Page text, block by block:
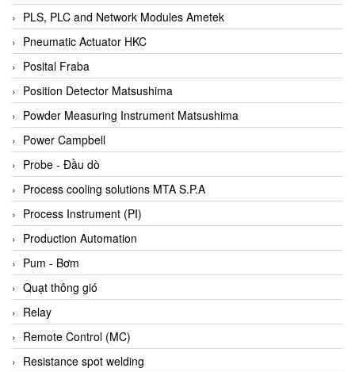
Bestech
Bestech
BETA
Bifold
Bihl+wiedemann
Bihl+wiedemann
Bilz
Binder Connector
Biotech
BirdX Vietnam
BK Vibro
Black Box
BlackBox Vietnam
BLAGDON PUMP
Bloom Engineering
PLS, PLC and Network Modules Ametek
Pneumatic Actuator HKC
Posital Fraba
Position Detector Matsushima
Powder Measuring Instrument Matsushima
Power Campbell
Probe - Đầu dò
Process cooling solutions MTA S.P.A
Process Instrument (PI)
Production Automation
Pum - Bơm
Quạt thông gió
Relay
Remote Control (MC)
Resistance spot welding